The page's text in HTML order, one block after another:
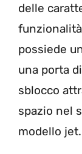
delle
possiede
una porta
sblocco
spazio nel
modello jet.